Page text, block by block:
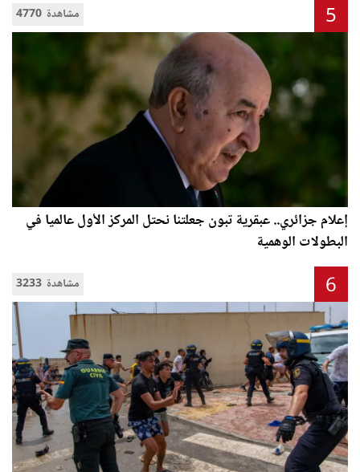
4770 مشاهدة 5
إعلام جزائري.. عبقرية تبون جعلتنا نحتل المركز الأول عالميا في
البطولات الوهمية
3233 مشاهدة 6